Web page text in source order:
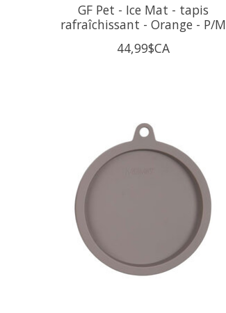
GF Pet - Ice Mat - tapis
rafraîchissant - Orange - P/M
44,99$CA